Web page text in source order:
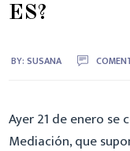
ES?
BY:SUSANA
Ayer 21 de enero se
Mediación, que